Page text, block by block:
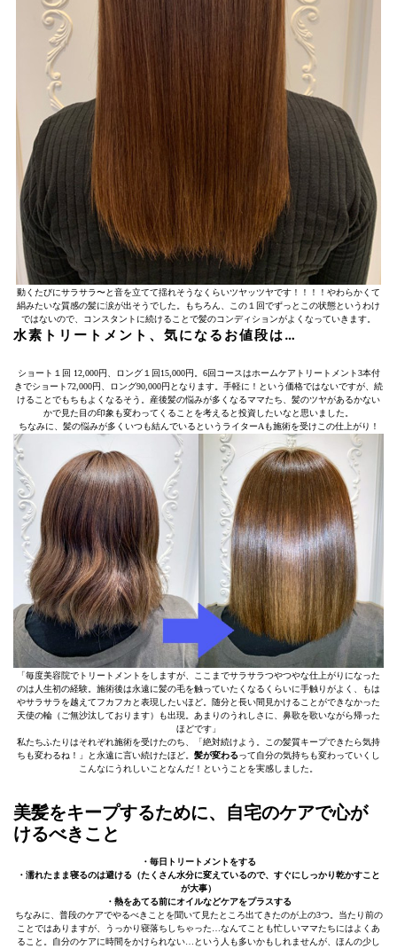
動くたびにサラサラ〜と音を立てて揺れそうなくらいツヤッツヤです！！！！やわらかくて
絹みたいな質感の髪に涙が出そうでした。もちろん、この１回でずっとこの状態というわけ
ではないので、コンスタントに続けることで髪のコンディションがよくなっていきます。
水素トリートメント、気になるお値段は…
ショート１回 12,000円、ロング１回15,000円。6回コースはホームケアトリートメント3本付
きでショート72,000円、ロング90,000円となります。手軽に！という価格ではないですが、続
けることでもちもよくなるそう。産後髪の悩みが多くなるママたち、髪のツヤがあるかない
かで見た目の印象も変わってくることを考えると投資したいなと思いました。
ちなみに、髪の悩みが多くいつも結んでいるというライターAも施術を受けこの仕上がり！
「毎度美容院でトリートメントをしますが、ここまでサラサラつやつやな仕上がりになった
のは人生初の経験。施術後は永遠に髪の毛を触っていたくなるくらいに手触りがよく、もは
やサラサラを越えてフカフカと表現したいほど。随分と長い間見かけることができなかった
天使の輪（ご無沙汰しております）も出現。あまりのうれしさに、鼻歌を歌いながら帰った
ほどです」
私たちふたりはそれぞれ施術を受けたのち、「絶対続けよう。この髪質キープできたら気持
ちも変わるね！」と永遠に言い続けたほど。 髪が変わるって自分の気持ちも変わっていくし
こんなにうれしいことなんだ！ということを実感しました。
美髪をキープするために、自宅のケアで心が
けるべきこと
・毎日トリートメントをする
・濡れたまま寝るのは避ける（たくさん水分に変えているので、すぐにしっかり乾かすこと
が大事）
・熱をあてる前にオイルなどケアをプラスする
ちなみに、普段のケアでやるべきことを聞いて見たところ出てきたのが上の3つ。当たり前の
ことではありますが、うっかり寝落ちしちゃった…なんてことも忙しいママたちにはよくあ
ること。自分のケアに時間をかけられない…という人も多いかもしれませんが、ほんの少し